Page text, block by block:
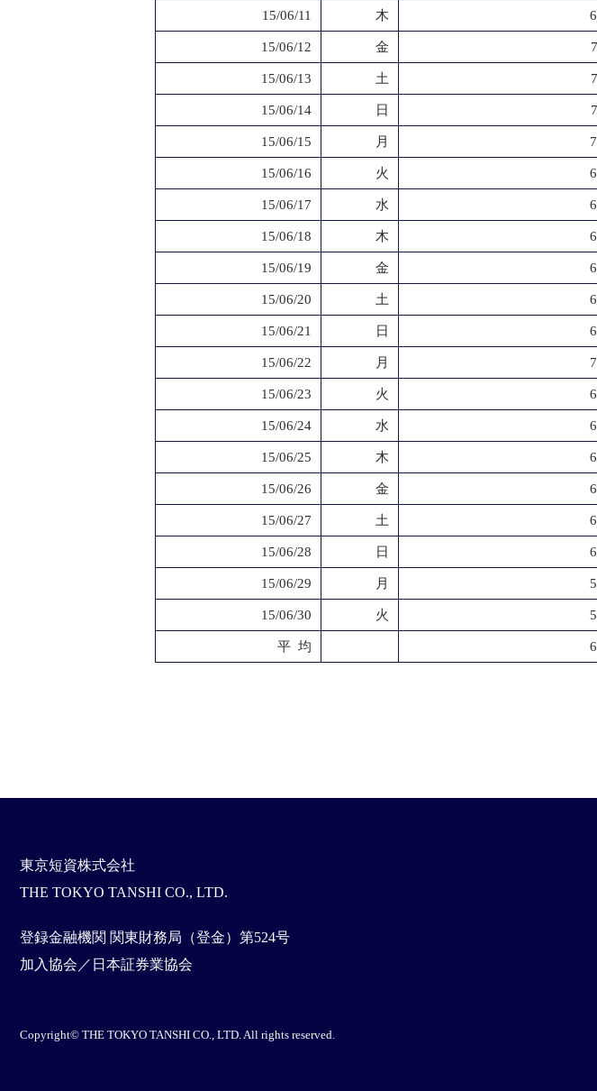
15/06/11 木
15/06/12 金
15/06/13 土
15/06/14 日
15/06/15 月
15/06/16 火
15/06/17 水
15/06/18 木
15/06/19 金
15/06/20 土
15/06/21 日
15/06/22 月
15/06/23 火
15/06/24 水
15/06/25 木
15/06/26 金
15/06/27 土
15/06/28 日
15/06/29 月
15/06/30 火
平 均
東京短資株式会社
THE TOKYO TANSHI CO., LTD.
登録金融機関 関東財務局（登金）第524号
加入協会／日本証券業協会
Copyright© THE TOKYO TANSHI CO., LTD. All rights reserved.